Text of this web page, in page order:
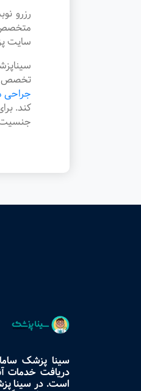
رزرو
متخصص
سایت
تخصص
جراحی
کند.
جنسیت
سینا پزشک
دریافت خدمات
است. در سینا